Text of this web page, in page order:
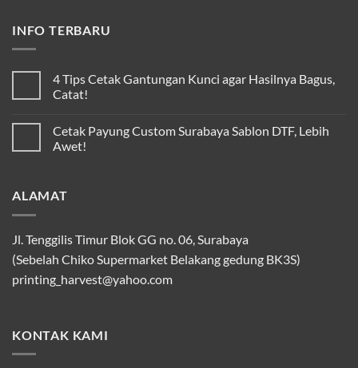
INFO TERBARU
4 Tips Cetak Gantungan Kunci agar Hasilnya Bagus,
Catat!
Cetak Payung Custom Surabaya Sablon DTF, Lebih
Awet!
ALAMAT
Jl. Tenggilis Timur Blok GG no. 06, Surabaya
(Sebelah Chiko Supermarket Belakang gedung BK3S)
printing_harvest@yahoo.com
KONTAK KAMI